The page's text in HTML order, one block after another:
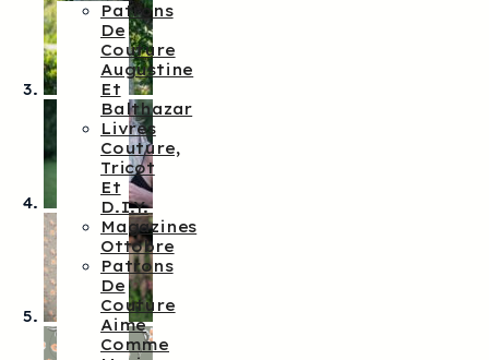
Patrons
De
Couture
Augustine
Et
Balthazar
Livres
Couture,
Tricot
Et
D.I.Y.
Magazines
Ottobre
Patrons
De
Couture
Aime
Comme